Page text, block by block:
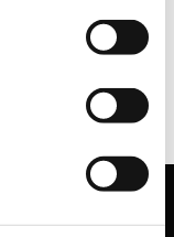
in brez DDV-ja. Pri